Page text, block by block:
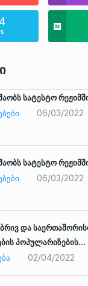
სატესტო
06/03/2022
სატესტო
06/03/2022
და
პოპულარიზების…
02/04/2022